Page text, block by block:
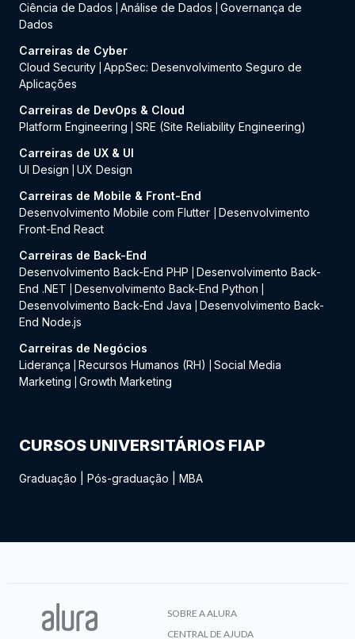
Ciência de Dados
Análise de Dados
Governança de
Dados
Carreiras de Cyber
Cloud Security AppSec: Desenvolvimento Seguro de
Aplicações
Carreiras de DevOps & Cloud
Platform Engineering
SRE (Site Reliability Engineering)
Carreiras de UX & UI
UI Design
UX Design
Carreiras de Mobile & Front-End
Desenvolvimento Mobile com Flutter
Desenvolvimento
Front-End React
Carreiras de Back-End
Desenvolvimento Back-End PHP
Desenvolvimento Back-
End .NET
Desenvolvimento Back-End Python
Desenvolvimento Back-End Java
Desenvolvimento Back-
End Node.js
Carreiras de Negócios
Liderança
Recursos Humanos (RH)
Social Media
Marketing
Growth Marketing
CURSOS UNIVERSITÁRIOS FIAP
Graduação Pós-graduação MBA
SOBRE A ALURA
CENTRAL DE AJUDA